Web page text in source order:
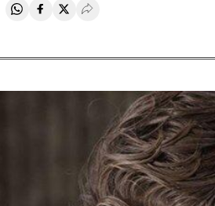
Compartir en Whatsapp
Compartir en Facebook
Compartir en Twitter
Desplegar Redes